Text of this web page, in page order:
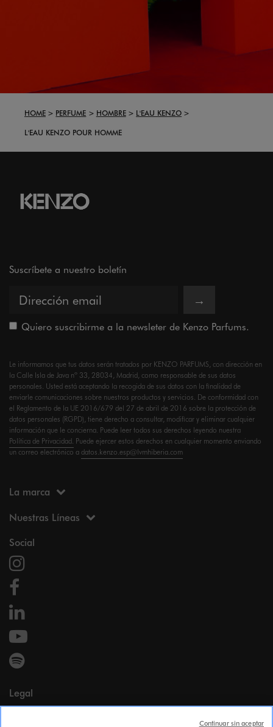
HOME PERFUME HOMBRE
L'EAU KENZO
L'EAU KENZO POUR HOMME
Suscríbete a nuestro boletín
→
Quiero suscribirme a la newsleter de Kenzo Parfums.
Le informamos que tus datos serán tratados por KENZO PARFUMS, con dirección en
la Calle Isla de Java nº 33, 28034, Madrid, como responsable de sus datos
personales. Usted está aceptando la recogida de sus datos con la finalidad de
enviarle comunicaciones sobre nuestros productos y servicios. De conformidad con
el Reglamento de la UE 2016/679 del 27 de abril de 2016 sobre la protección de
datos personales (RGPD), tiene derecho a consultar, modificar y eliminar cualquier
información que le concierna. Puede leer todos sus derechos leyendo nuestra
Política de Privacidad. Puede ejercer estos derechos en cualquier momento enviando
un correo electrónico adatos.kenzo.esp@lvmhiberia.com
La marca
Nuestras Líneas
Social
Legal
Menciones legales
Continuar sin aceptar